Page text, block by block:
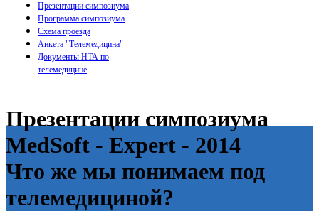
Презентации симпозиума
Программа симпозиума
Схема проезда
Анкета "Телемедицина"
Документы НТА по
телемедицине
Презентации симпозиума
MedSoft - Expert - 2014
Что же мы понимаем под
телемедициной?